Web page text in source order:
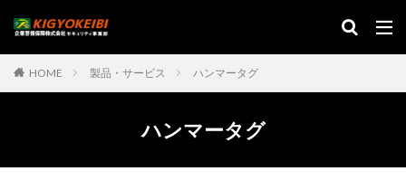
HOME 製品・サービス ハンマータグ
ハンマータグ